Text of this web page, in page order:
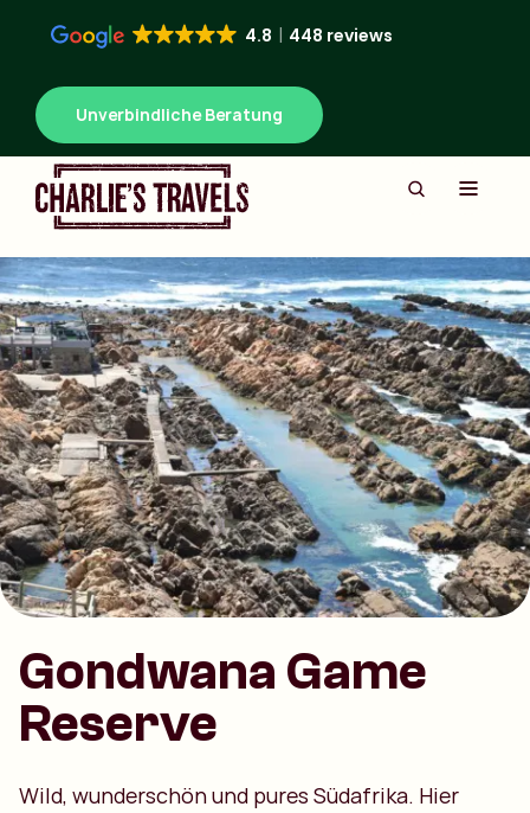
4.8 448 reviews
Unverbindliche Beratung
Gondwana Game
Reserve
Wild, wunderschön und pures Südafrika. Hier